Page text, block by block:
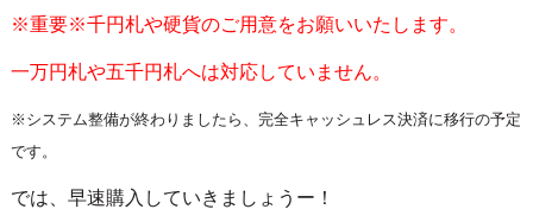
※重要※千円札や硬貨のご用意をお願いいたします。
一万円札や五千円札へは対応していません。
※システム整備が終わりましたら、完全キャッシュレス決済に移行の予定
です。
では、早速購入していきましょうー！